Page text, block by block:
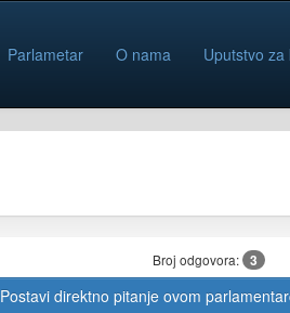
Parlametar O nama Uputstvo za
Broj odgovora: 3
Postavi direktno pitanje ovom